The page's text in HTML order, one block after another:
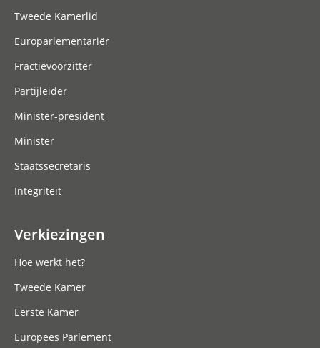
Tweede Kamerlid
Europarlementariër
Fractievoorzitter
Partijleider
Minister-president
Minister
Staatssecretaris
Integriteit
Verkiezingen
Hoe werkt het?
Tweede Kamer
Eerste Kamer
Europees Parlement